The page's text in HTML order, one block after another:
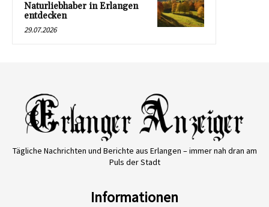
Naturliebhaber in Erlangen
entdecken
29.07.2026
Tägliche Nachrichten und Berichte aus Erlangen – immer nah dran am
Puls der Stadt
Informationen